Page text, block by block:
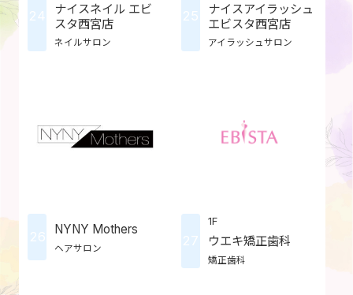
24
ナイスネイル エビ
スタ西宮店
ネイルサロン
25
ナイスアイラッシュ
エビスタ西宮店
アイラッシュサロン
26 NYNY Mothers
ヘアサロン 27
1F
ウエキ矯正歯科
矯正歯科